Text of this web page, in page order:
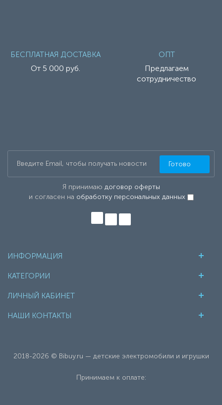
БЕСПЛАТНАЯ ДОСТАВКА
От 5 000 руб.
ОПТ
Предлагаем
сотрудничество
Я принимаю договор оферты
и согласен на обработку персональных данных
Готово
ИНФОРМАЦИЯ
КАТЕГОРИИ
ЛИЧНЫЙ КАБИНЕТ
НАШИ КОНТАКТЫ
2018-2026 © Bibuy.ru — детские электромобили и игрушки
Принимаем к оплате: